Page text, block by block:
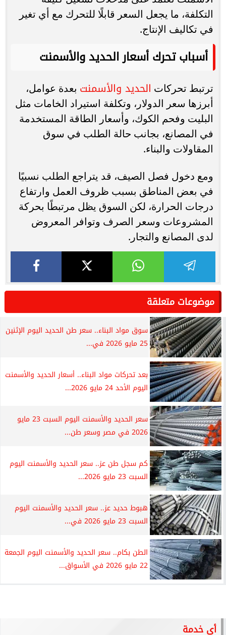
التكلفة، ما يجعل السعر قابلًا للتحرك مع أي تغير
في تكاليف الإنتاج.
أسباب تحرك أسعار الحديد والأسمنت
ترتبط تحركات الحديد والأسمنت بعدة عوامل،
أبرزها سعر الدولار، وتكلفة استيراد الخامات مثل
البليت وفحم الكوك، وأسعار الطاقة المستخدمة
في المصانع، بجانب حالة الطلب في سوق
المقاولات والبناء.
ومع دخول فصل الصيف، قد يتراجع الطلب نسبيًا
في بعض المناطق بسبب ظروف العمل وارتفاع
درجات الحرارة، لكن السوق يظل مرتبطًا بحركة
المشروعات وسعر الصرف وتوافر المعروض
لدى المصانع والتجار.
موضوعات متعلقة
سوق مواد البناء.. سعر طن الحديد اليوم الإثنين
25 مايو 2026 في...
بعد تحركات مواد البناء.. أسعار الحديد والأسمنت
اليوم الأحد 24 مايو 2026...
سعر الحديد والأسمنت اليوم السبت 23 مايو
2026 في مصر وسعر طن...
كم سجل طن عز.. سعر الحديد والأسمنت اليوم
السبت 23 مايو 2026...
هبوط حديد عز.. سعر الحديد والأسمنت اليوم
السبت 23 مايو 2026 في...
الطن بكام.. سعر الحديد والأسمنت اليوم الجمعة
22 مايو 2026 في الأسواق...
أي خدمة